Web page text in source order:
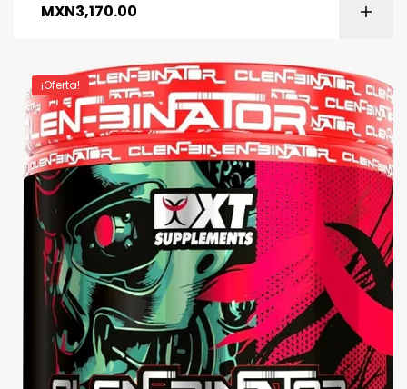
MXN3,170.00
¡Oferta!